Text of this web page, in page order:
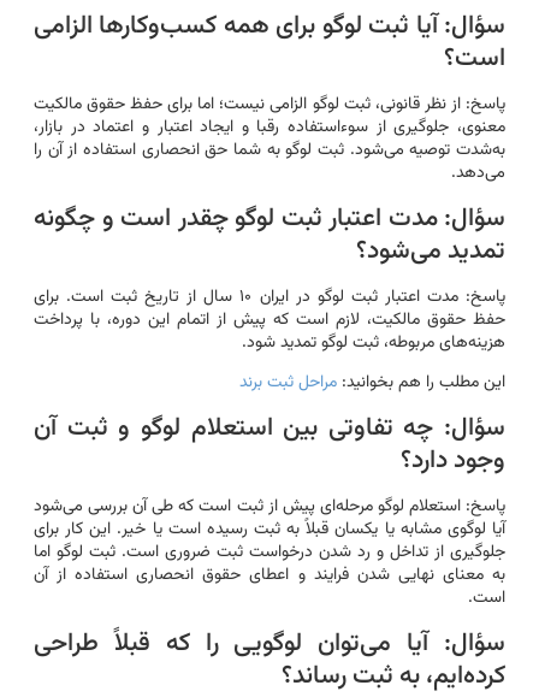
سؤال: آیا ثبت لوگو برای همه کسب‌وکارها الزامی
است؟
پاسخ: از نظر قانونی، ثبت لوگو الزامی نیست؛ اما برای حفظ حقوق مالکیت
معنوی، جلوگیری از سوءاستفاده رقبا و ایجاد اعتبار و اعتماد در بازار،
به‌شدت توصیه می‌شود. ثبت لوگو به شما حق انحصاری استفاده از آن را
می‌دهد.
سؤال: مدت اعتبار ثبت لوگو چقدر است و چگونه
تمدید می‌شود؟
پاسخ: مدت اعتبار ثبت لوگو در ایران ۱۰ سال از تاریخ ثبت است. برای
حفظ حقوق مالکیت، لازم است که پیش از اتمام این دوره، با پرداخت
هزینه‌های مربوطه، ثبت لوگو تمدید شود.
این مطلب را هم بخوانید: مراحل ثبت برند
سؤال: چه تفاوتی بین استعلام لوگو و ثبت آن
وجود دارد؟
پاسخ: استعلام لوگو مرحله‌ای پیش از ثبت است که طی آن بررسی می‌شود
آیا لوگوی مشابه یا یکسان قبلاً به ثبت رسیده است یا خیر. این کار برای
جلوگیری از تداخل و رد شدن درخواست ثبت ضروری است. ثبت لوگو اما
به معنای نهایی شدن فرایند و اعطای حقوق انحصاری استفاده از آن
است.
سؤال: آیا می‌توان لوگویی را که قبلاً طراحی
کرده‌ایم، به ثبت رساند؟